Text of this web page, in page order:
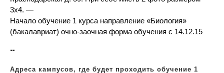
3х4. —
Начало обучение 1 курса направление «Биология»
(бакалавриат) очно-заочная форма обучения с 14.12.15
Адреса кампусов, где будет проходить обучение 1